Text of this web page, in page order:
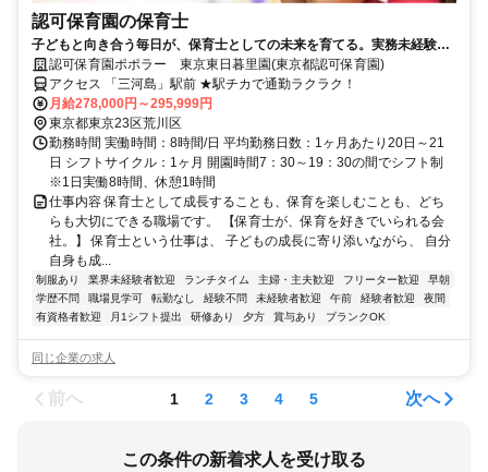
認可保育園の保育士
子どもと向き合う毎日が、保育士としての未来を育てる。実務未経験・
ブランクOK♪賞与年2回！チームで支え合う安心の保育環境！
認可保育園ポポラー 東京東日暮里園(東京都認可保育園)
アクセス 「三河島」駅前 ★駅チカで通勤ラクラク！
月給278,000円～295,999円
東京都東京23区荒川区
勤務時間 実働時間：8時間/日 平均勤務日数：1ヶ月あたり20日～21
日 シフトサイクル：1ヶ月 開園時間7：30～19：30の間でシフト制
※1日実働8時間、休憩1時間
仕事内容 保育士として成長することも、保育を楽しむことも、どち
らも大切にできる職場です。 【保育士が、保育を好きでいられる会
社。】 保育士という仕事は、 子どもの成長に寄り添いながら、 自分
自身も成...
制服あり 業界未経験者歓迎 ランチタイム 主婦・主夫歓迎 フリーター歓迎
早朝
学歴不問
職場見学可 転勤なし 経験不問 未経験者歓迎 午前 経験者歓迎
夜間
有資格者歓迎
月1シフト提出 研修あり 夕方 賞与あり ブランクOK
同じ企業の求人
前へ 1 2 3 4 5 次へ
この条件の新着求人を受け取る